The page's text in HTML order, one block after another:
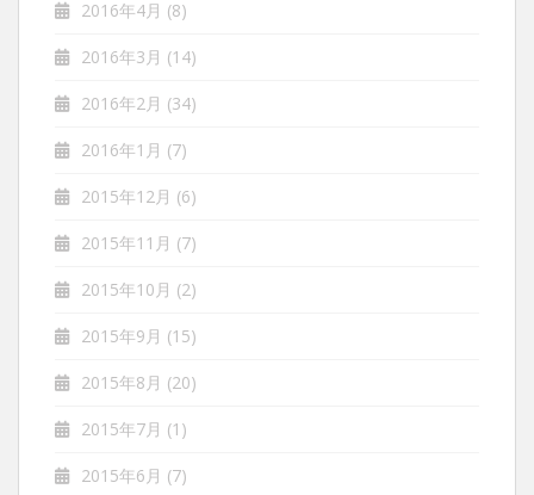
2016年4月 (8)
2016年3月 (14)
2016年2月 (34)
2016年1月 (7)
2015年12月 (6)
2015年11月 (7)
2015年10月 (2)
2015年9月 (15)
2015年8月 (20)
2015年7月 (1)
2015年6月 (7)